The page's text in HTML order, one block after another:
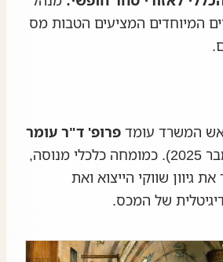
המיוחדים המציעים הטבות מס
פרופ' ד"ר עומר
(נכון לדצמבר 2025). כמומחה כלכלי מנוסה,
גיוון שווקי הייצוא ואת
של המכס.